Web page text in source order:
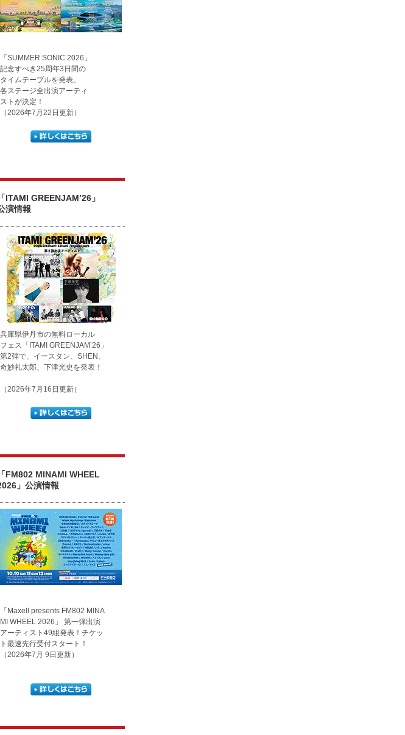
「SUMMER SONIC 2026」
記念すべき25周年3日間の
タイムテーブルを発表。
各ステージ全出演アーティ
ストが決定！
（2026年7月22日更新）
「ITAMI GREENJAM’26」
演情報
兵庫県伊丹市の無料ローカル
フェス「ITAMI GREENJAM’26」
第2弾で、イースタン、SHEN、
奇妙礼太郎、下津光史を発表！
（2026年7月16日更新）
「FM802 MINAMI WHEEL
」公演情報
「Maxell presents FM802 MINA
MI WHEEL 2026」 第一弾出演
アーティスト49組発表！チケッ
ト最速先行受付スタート！
（2026年7月 9日更新）